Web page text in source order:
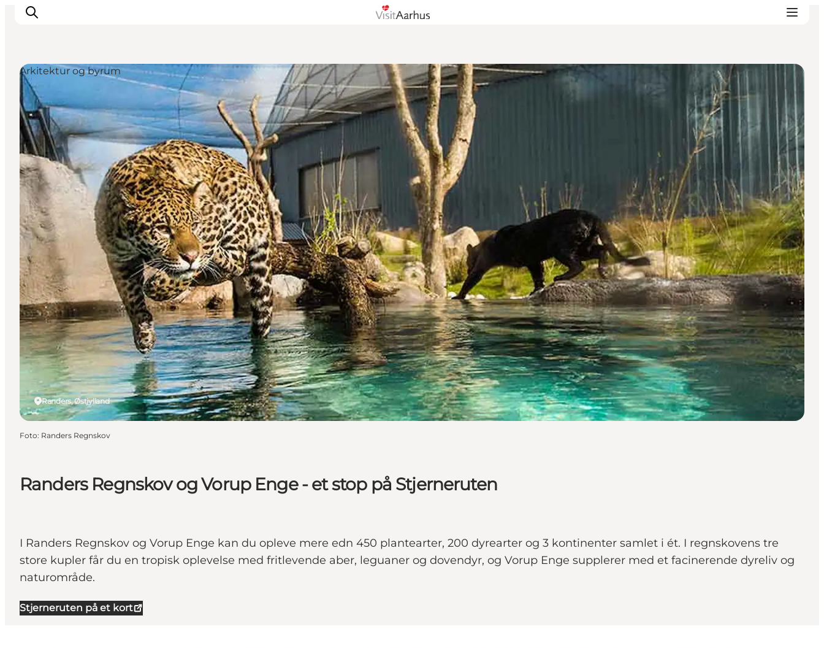
Oplevelser
Kalender
Byer og steder
Planlæg ferien
Transport
Randers Regnskov og Vorup Enge - et stop på Stjerneruten
I Randers Regnskov og Vorup Enge kan du opleve mere edn 450 plantearter, 200 dyrearter og 3 kontinenter samlet i ét. I regnskovens tre
store kupler får du en tropisk oplevelse med fritlevende aber, leguaner og dovendyr, og Vorup Enge supplerer med et facinerende dyreliv og
naturområde.
Stjerneruten på et kort
Randers, Østjylland
Arkitektur og byrum
Foto: Randers Regnskov